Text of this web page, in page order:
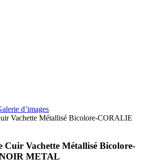
d’images
Cuir Vachette Métallisé Bicolore-
METAL